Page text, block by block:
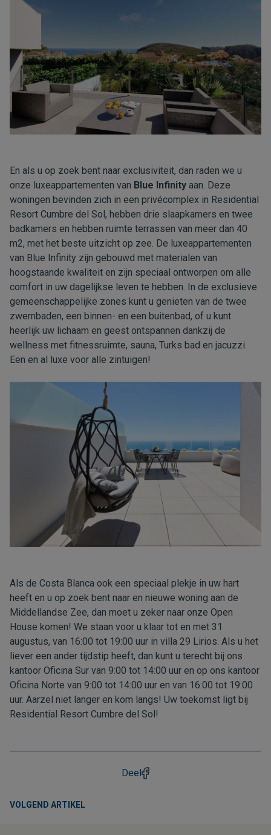
En als u op zoek bent naar exclusiviteit, dan raden we u
onze luxeappartementen van Blue Infinity aan. Deze
woningen bevinden zich in een privécomplex in Residential
Resort Cumbre del Sol, hebben drie slaapkamers en twee
badkamers en hebben ruimte terrassen van meer dan 40
m2, met het beste uitzicht op zee. De luxeappartementen
van Blue Infinity zijn gebouwd met materialen van
hoogstaande kwaliteit en zijn speciaal ontworpen om alle
comfort in uw dagelijkse leven te hebben. In de exclusieve
gemeenschappelijke zones kunt u genieten van de twee
zwembaden, een binnen- en een buitenbad, of u kunt
heerlijk uw lichaam en geest ontspannen dankzij de
wellness met fitnessruimte, sauna, Turks bad en jacuzzi.
Een en al luxe voor alle zintuigen!
Als de Costa Blanca ook een speciaal plekje in uw hart
heeft en u op zoek bent naar en nieuwe woning aan de
Middellandse Zee, dan moet u zeker naar onze Open
House komen! We staan voor u klaar tot en met 31
augustus, van 16:00 tot 19:00 uur in villa 29 Lirios. Als u het
liever een ander tijdstip heeft, dan kunt u terecht bij ons
kantoor Oficina Sur van 9:00 tot 14:00 uur en op ons kantoor
Oficina Norte van 9:00 tot 14:00 uur en van 16:00 tot 19:00
uur. Aarzel niet langer en kom langs! Uw toekomst ligt bij
Residential Resort Cumbre del Sol!
Deel
VOLGEND ARTIKEL